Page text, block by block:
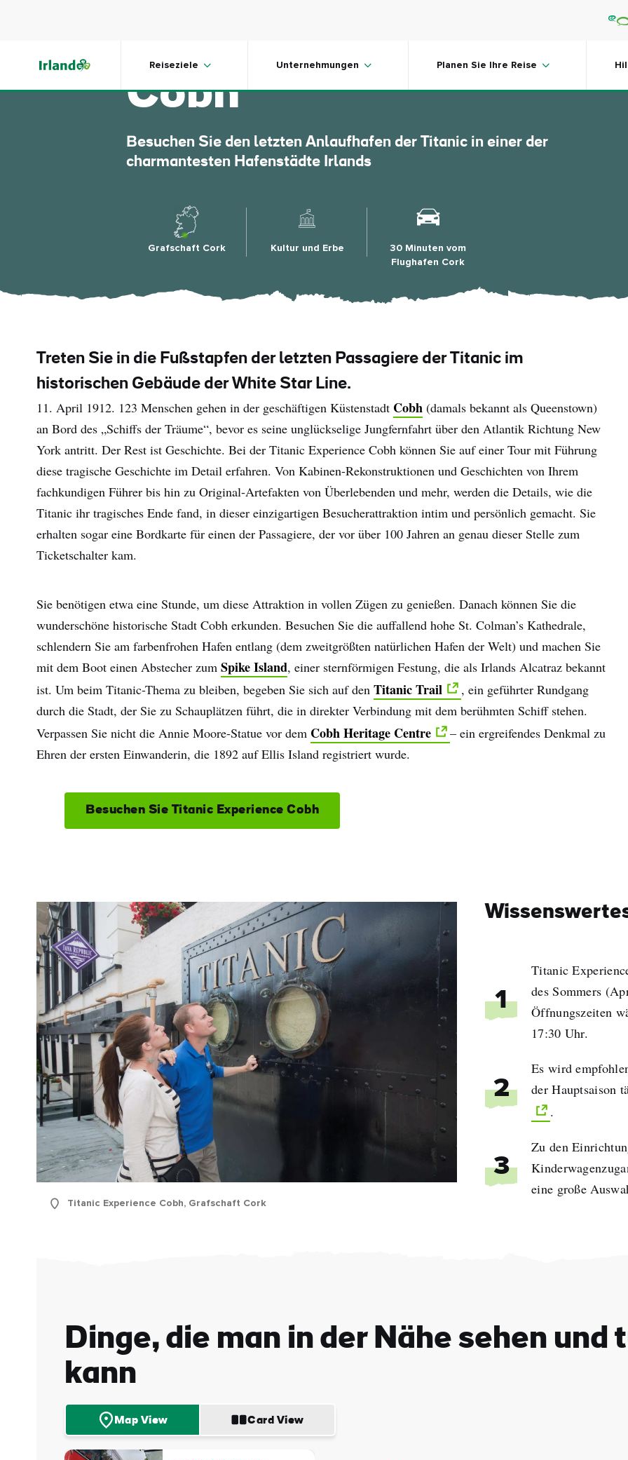
Reiseziele Unternehmungen Planen Sie Ihre Reise
Titanic Experience
Cobh
Besuchen Sie den letzten Anlaufhafen der Titanic in einer der
charmantesten Hafenstädte Irlands
Grafschaft Cork Kultur und Erbe
30 Minuten vom
Flughafen Cork
Mit der Anmeldung erkläre ich mich damit einverstanden,
Treten Sie in die Fußstapfen der letzten Passagiere der Titanic im
historischen Gebäude der White Star Line.
11. April 1912. 123 Menschen gehen in der geschäftigen Küstenstadt Cobh (damals bekannt als Queenstown)
an Bord des „Schiffs der Träume“, bevor es seine unglückselige Jungfernfahrt über den Atlantik Richtung New
York antritt. Der Rest ist Geschichte. Bei der Titanic Experience Cobh können Sie auf einer Tour mit Führung
diese tragische Geschichte im Detail erfahren. Von Kabinen-Rekonstruktionen und Geschichten von Ihrem
fachkundigen Führer bis hin zu Original-Artefakten von Überlebenden und mehr, werden die Details, wie die
Titanic ihr tragisches Ende fand, in dieser einzigartigen Besucherattraktion intim und persönlich gemacht. Sie
erhalten sogar eine Bordkarte für einen der Passagiere, der vor über 100 Jahren an genau dieser Stelle zum
Ticketschalter kam.
Sie benötigen etwa eine Stunde, um diese Attraktion in vollen Zügen zu genießen. Danach können Sie die
wunderschöne historische Stadt Cobh erkunden. Besuchen Sie die auffallend hohe St. Colman’s Kathedrale,
schlendern Sie am farbenfrohen Hafen entlang (dem zweitgrößten natürlichen Hafen der Welt) und machen Sie
mit dem Boot einen Abstecher zum Spike Island, einer sternförmigen Festung, die als Irlands Alcatraz bekannt
ist. Um beim Titanic-Thema zu bleiben, begeben Sie sich auf den Titanic Trail
, ein geführter Rundgang
durch die Stadt, der Sie zu Schauplätzen führt, die in direkter Verbindung mit dem berühmten Schiff stehen.
Verpassen Sie nicht die Annie Moore-Statue vor dem Cobh Heritage Centre
– ein ergreifendes Denkmal zu
Ehren der ersten Einwanderin, die 1892 auf Ellis Island registriert wurde.
Besuchen Sie Titanic Experience Cobh
Titanic Experience Cobh, Grafschaft Cork
1
Titanic
des Sommers
Öffnungszeiten
17:30 Uhr.
2
Es wird
der Hauptsaison
.
3
Zu den
eine große
Dinge, die man in der Nähe sehen und
kann
Map View Card View